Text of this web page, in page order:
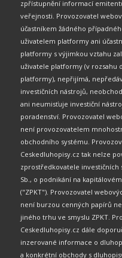
zpřístupnění informací
veřejnosti. Provozovatel
účastníkem žádného
uživatelem platformy ani
platformy s výjimkou vztahu
uživatele platformy (v rozsahu
platformy), nepřijímá,
investičních nástrojů,
ani neumisťuje investiční
poradenství. Provozovatel
není provozovatelem
obchodního systému.
Ceskedluhopisy.cz tak nelze
zprostředkovatele investičních
Sb., o podnikání na
("ZPKT"). Provozovatel
není burzou cenných papírů
jiného trhu ve smyslu ZPKT.
Ceskedluhopisy.cz dále
inzerované informace o
a konkrétní obchody s